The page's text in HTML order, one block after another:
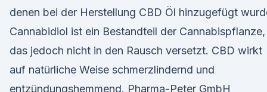
denen bei der Herstellung CBD Öl hinzugefügt
Cannabidiol ist ein Bestandteil der Cannabispflanze,
das jedoch nicht in den Rausch versetzt. CBD wirkt
auf natürliche Weise schmerzlindernd und
entzündungshemmend. Pharma-Peter GmbH